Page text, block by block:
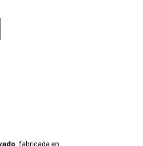
, fabricada en